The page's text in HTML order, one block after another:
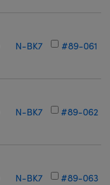
N-BK7 #89-061
N-BK7 #89-062
N-BK7 #89-063